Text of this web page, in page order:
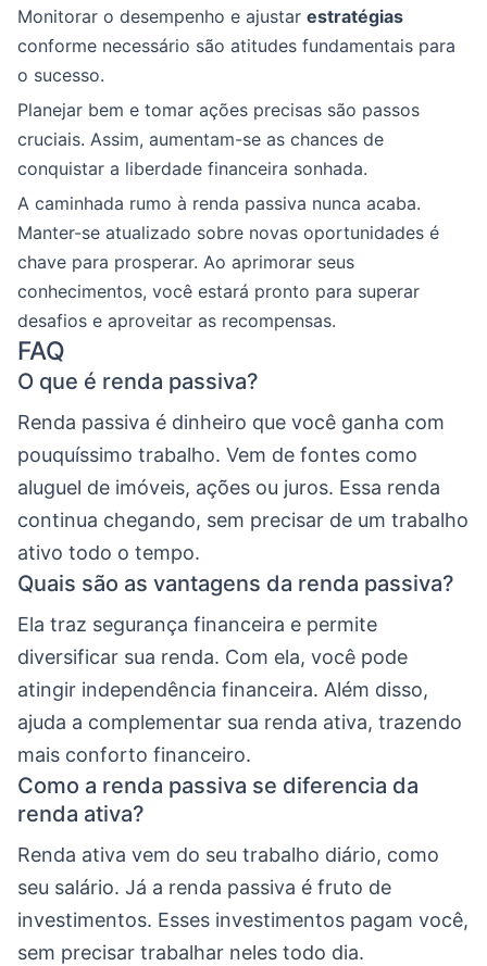
Monitorar o desempenho e ajustar estratégias
conforme necessário são atitudes fundamentais para
o sucesso.
Planejar bem e tomar ações precisas são passos
cruciais. Assim, aumentam-se as chances de
conquistar a liberdade financeira sonhada.
A caminhada rumo à renda passiva nunca acaba.
Manter-se atualizado sobre novas oportunidades é
chave para prosperar. Ao aprimorar seus
conhecimentos, você estará pronto para superar
desafios e aproveitar as recompensas.
FAQ
O que é renda passiva?
Renda passiva é dinheiro que você ganha com
pouquíssimo trabalho. Vem de fontes como
aluguel de imóveis, ações ou juros. Essa renda
continua chegando, sem precisar de um trabalho
ativo todo o tempo.
Quais são as vantagens da renda passiva?
Ela traz segurança financeira e permite
diversificar sua renda. Com ela, você pode
atingir independência financeira. Além disso,
ajuda a complementar sua renda ativa, trazendo
mais conforto financeiro.
Como a renda passiva se diferencia da
renda ativa?
Renda ativa vem do seu trabalho diário, como
seu salário. Já a renda passiva é fruto de
investimentos. Esses investimentos pagam você,
sem precisar trabalhar neles todo dia.